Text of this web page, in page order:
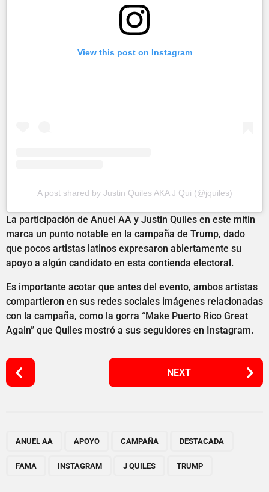
View this post on Instagram
A post shared by Justin Quiles AKA J Qui (@jquiles)
La participación de Anuel AA y Justin Quiles en este mitin
marca un punto notable en la campaña de Trump, dado
que pocos artistas latinos expresaron abiertamente su
apoyo a algún candidato en esta contienda electoral.
Es importante acotar que antes del evento, ambos artistas
compartieron en sus redes sociales imágenes relacionadas
con la campaña, como la gorra “Make Puerto Rico Great
Again” que Quiles mostró a sus seguidores en Instagram.
P
o
NEXT
ANUEL AA APOYO CAMPAÑA DESTACADA
FAMA INSTAGRAM J QUILES TRUMP